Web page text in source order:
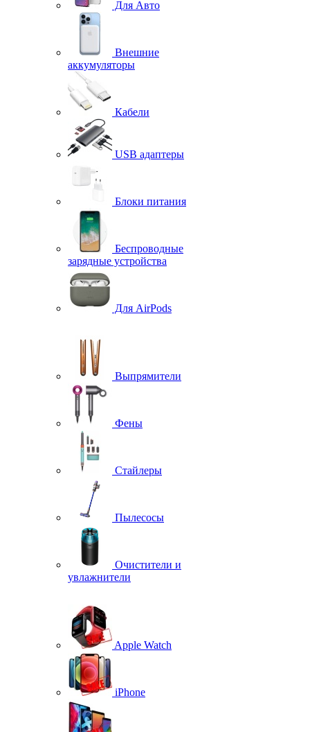
Для Авто
Внешние
аккумуляторы
Кабели
USB адаптеры
Блоки питания
Беспроводные
зарядные устройства
Для AirPods
Выпрямители
Фены
Стайлеры
Пылесосы
Очистители и
увлажнители
Apple Watch
iPhone